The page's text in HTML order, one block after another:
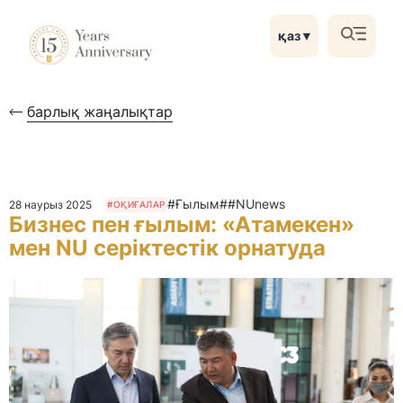
қаз▼
барлық жаңалықтар
28 наурыз 2025 #ОҚИҒАЛАР #Ғылым##NUnews
Бизнес пен ғылым: «Атамекен»
мен NU серіктестік орнатуда